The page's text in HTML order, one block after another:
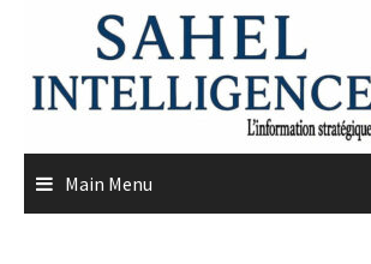
content
Main Menu